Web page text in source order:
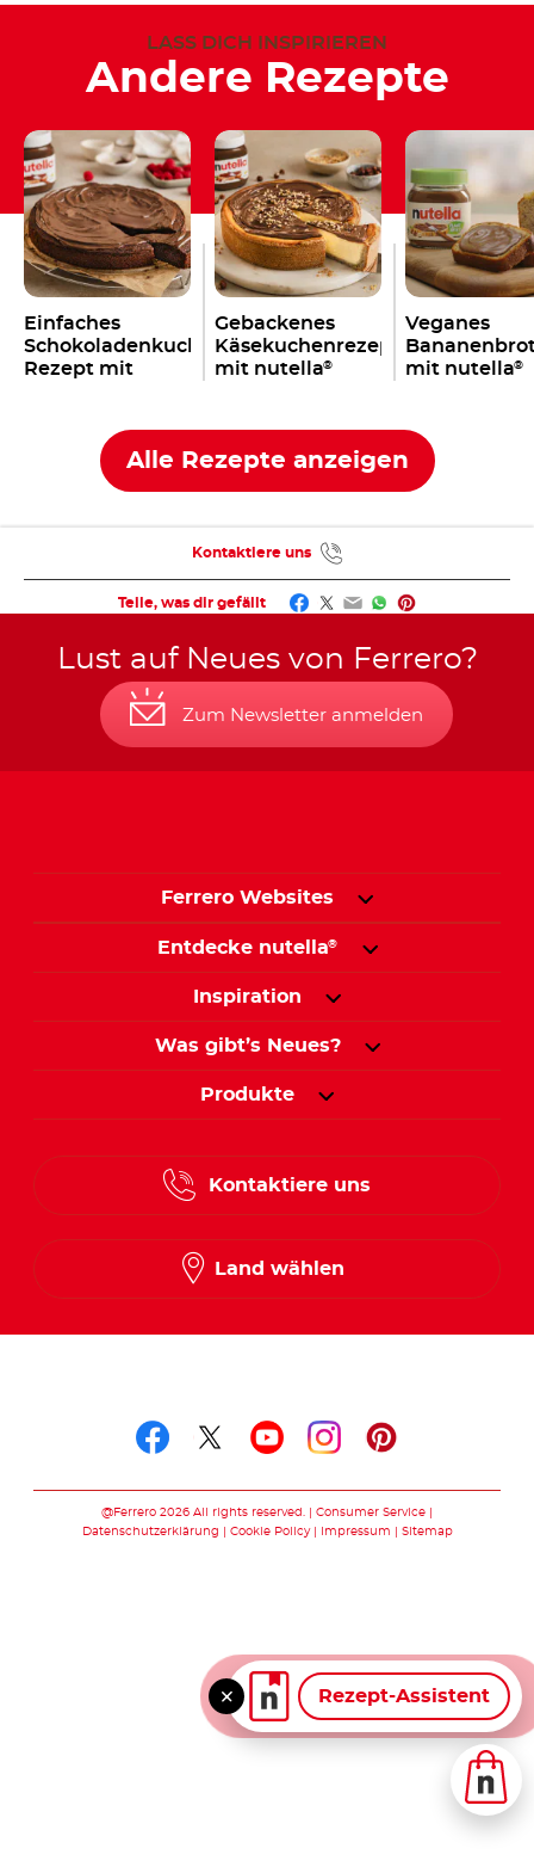
LASS DICH INSPIRIEREN
Andere Rezepte
Einfaches
Schokoladenkuchen
Rezept mit
Gebackenes
Käsekuchenrezept
mit nutella®
Veganes
mit nutella®
Alle Rezepte anzeigen
Rezept-Assistent
Teile, was dir gefällt Facebook
Twitter
EmailWhatsApp
Pinterest
Kontaktiere uns
Lust auf Neues von Ferrero?
Zum Newsletter anmelden
Ferrero Websites
Entdecke nutella®
Inspiration
Was gibt’s Neues?
Produkte
Kontaktiere uns
Land wählen
@Ferrero 2026 All rights reserved.
Consumer Service
Datenschutzerklärung
Cookie Policy Impressum Sitemap